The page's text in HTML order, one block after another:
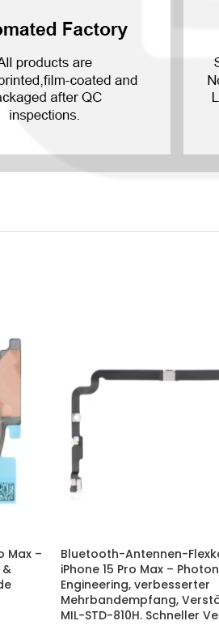
P Smart Pro
P Smart
P Smart Z
Max –
Bluetooth-Antennen-
iPhone 15 Pro Max –
Engineering, verbesserter
Mehrbandempfang,
MIL-STD-810H. Schneller